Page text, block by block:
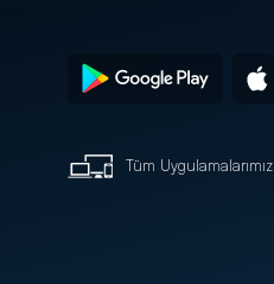
Tüm Uygulamalarımız